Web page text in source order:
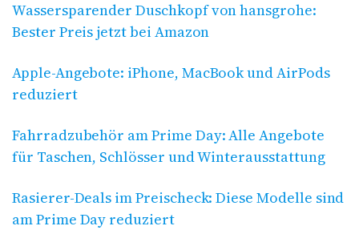
Wassersparender Duschkopf von hansgrohe:
Bester Preis jetzt bei Amazon
Apple-Angebote: iPhone, MacBook und AirPods
reduziert
Fahrradzubehör am Prime Day: Alle Angebote
für Taschen, Schlösser und Winterausstattung
Rasierer-Deals im Preischeck: Diese Modelle sind
am Prime Day reduziert